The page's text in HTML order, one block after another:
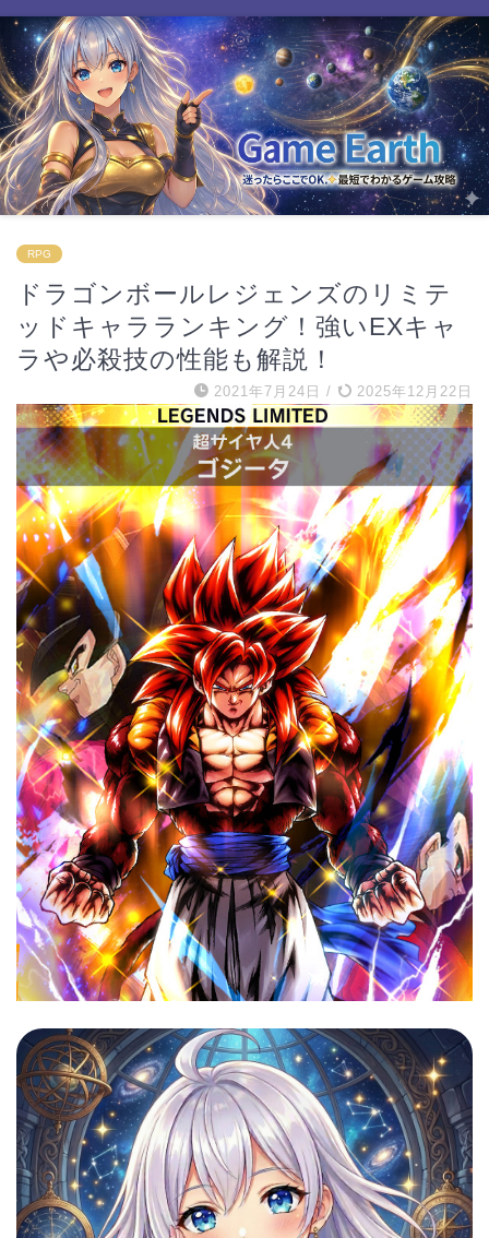
RPG
ドラゴンボールレジェンズのリミテ
ッドキャラランキング！強いEXキャ
ラや必殺技の性能も解説！
2021年7月24日 / 2025年12月22日